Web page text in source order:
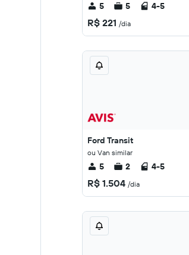
5 5 4-5
R$ 221 /dia
Ford Transit
ou Van similar
5 2 4-5
R$ 1.504 /dia